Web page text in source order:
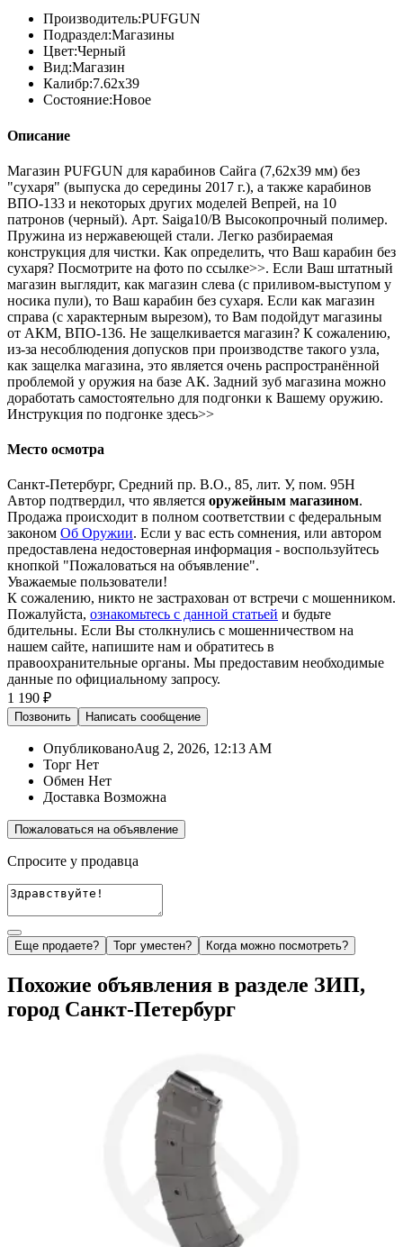
Производитель:PUFGUN
Подраздел:Магазины
Цвет:Черный
Вид:Магазин
Калибр:7.62х39
Состояние:Новое
Описание
Магазин PUFGUN для карабинов Сайга (7,62х39 мм) без
"сухаря" (выпуска до середины 2017 г.), а также карабинов
ВПО-133 и некоторых других моделей Вепрей, на 10
патронов (черный). Арт. Saiga10/B Высокопрочный полимер.
Пружина из нержавеющей стали. Легко разбираемая
конструкция для чистки. Как определить, что Ваш карабин без
сухаря? Посмотрите на фото по ссылке>>. Если Ваш штатный
магазин выглядит, как магазин слева (с приливом-выступом у
носика пули), то Ваш карабин без сухаря. Если как магазин
справа (с характерным вырезом), то Вам подойдут магазины
от АКМ, ВПО-136. Не защелкивается магазин? К сожалению,
из-за несоблюдения допусков при производстве такого узла,
как защелка магазина, это является очень распространённой
проблемой у оружия на базе АК. Задний зуб магазина можно
доработать самостоятельно для подгонки к Вашему оружию.
Инструкция по подгонке здесь>>
Место осмотра
Санкт-Петербург, Средний пр. В.О., 85, лит. У, пом. 95Н
Автор подтвердил, что является оружейным магазином.
Продажа происходит в полном соответствии с федеральным
законом Об Оружии. Если у вас есть сомнения, или автором
предоставлена недостоверная информация - воспользуйтесь
кнопкой "Пожаловаться на объявление".
Уважаемые пользователи!
К сожалению, никто не застрахован от встречи с мошенником.
Пожалуйста, ознакомьтесь с данной статьей и будьте
бдительны. Если Вы столкнулись с мошенничеством на
нашем сайте, напишите нам и обратитесь в
правоохранительные органы. Мы предоставим необходимые
данные по официальному запросу.
1 190 ₽
Позвонить Написать сообщение
ОпубликованоAug 2, 2026, 12:13 AM
Торг Нет
Обмен Нет
Доставка Возможна
Пожаловаться на объявление
Спросите у продавца
Еще продаете? Торг уместен? Когда можно посмотреть?
Похожие объявления в разделе ЗИП,
город Санкт-Петербург